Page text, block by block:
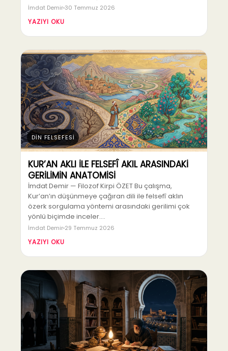
İmdat Demir 30 Temmuz 2026
YAZIYI OKU
DİN FELSEFESİ
KUR’AN AKLI İLE FELSEFÎ AKIL ARASINDAKİ
GERİLİMİN ANATOMİSİ
İmdat Demir — Filozof Kirpi ÖZET Bu çalışma,
Kur’an’ın düşünmeye çağıran dili ile felsefî aklın
özerk sorgulama yöntemi arasındaki gerilimi çok
yönlü biçimde inceler.…
İmdat Demir 29 Temmuz 2026
YAZIYI OKU